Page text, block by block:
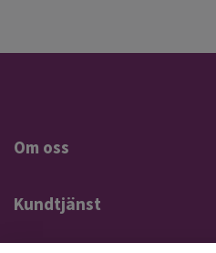
Om oss
Kundtjänst